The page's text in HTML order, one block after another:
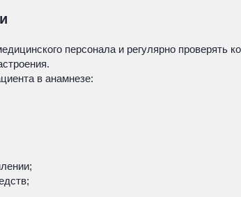
персонала и регулярно
в анамнезе: